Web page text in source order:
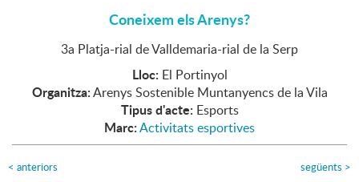
Coneixem els Arenys?
3a Platja-rial de Valldemaria-rial de la Serp
Lloc: El Portinyol
Organitza:Arenys Sostenible Muntanyencs de la Vila
Tipus d'acte: Esports
Marc:Activitats esportives
< anteriors següents >